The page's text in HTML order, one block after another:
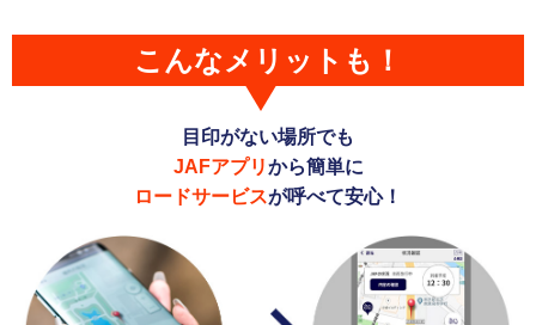
こんなメリットも！
目印がない場所でも
JAFアプリから簡単に
ロードサービスが呼べて安心！